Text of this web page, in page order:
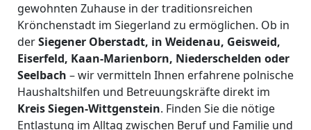
gewohnten Zuhause in der traditionsreichen
Krönchenstadt im Siegerland zu ermöglichen. Ob in
derSiegener Oberstadt, in Weidenau, Geisweid,
Eiserfeld, Kaan-Marienborn, Niederschelden oder
Seelbach – wir vermitteln Ihnen erfahrene polnische
Haushaltshilfen und Betreuungskräfte direkt im
Kreis Siegen-Wittgenstein. Finden Sie die nötige
Entlastung im Alltag zwischen Beruf und Familie und